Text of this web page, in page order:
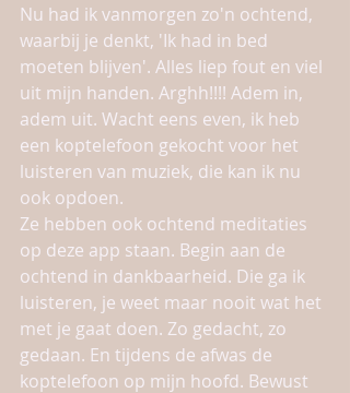
Nu had ik vanmorgen zo'n ochtend,
waarbij je denkt, 'Ik had in bed
moeten blijven'. Alles liep fout en viel
uit mijn handen. Arghh!!!! Adem in,
adem uit. Wacht eens even, ik heb
een koptelefoon gekocht voor het
luisteren van muziek, die kan ik nu
ook opdoen.
Ze hebben ook ochtend meditaties
op deze app staan. Begin aan de
ochtend in dankbaarheid. Die ga ik
luisteren, je weet maar nooit wat het
met je gaat doen. Zo gedacht, zo
gedaan. En tijdens de afwas de
koptelefoon op mijn hoofd. Bewust